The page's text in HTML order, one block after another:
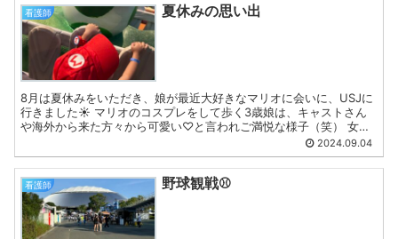
看護師 夏休みの思い出
8月は夏休みをいただき、娘が最近大好きなマリオに会いに、USJに
行きました☀️ マリオのコスプレをして歩く3歳娘は、キャストさん
や海外から来た方々から可愛い♡と言われご満悦な様子（笑） 女子
なだけあって、写真撮って〜！と、母はカメラマンでし...2024.09.04
看護師 野球観戦⚾️